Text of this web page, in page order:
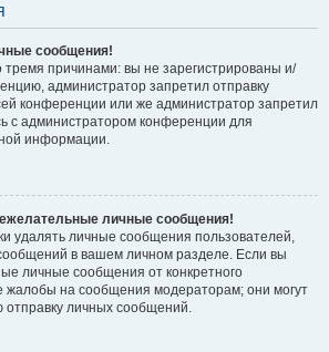
сообщения!
причинами: вы не зарегистрированы и/
администратор запретил отправку
конференции или же администратор запретил
с администратором конференции для
информации.
личные сообщения!
удалять личные сообщения пользователей,
в вашем личном разделе. Если вы
личные сообщения от конкретного
жалобы на сообщения модераторам; они могут
отправку личных сообщений.